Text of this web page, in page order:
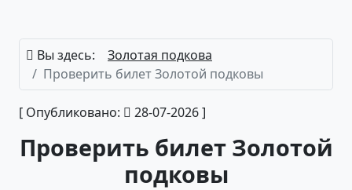
Вы здесь:
Золотая подкова
Проверить билет Золотой подковы
[ Опубликовано: 28-07-2026 ]
Проверить билет Золотой
подковы